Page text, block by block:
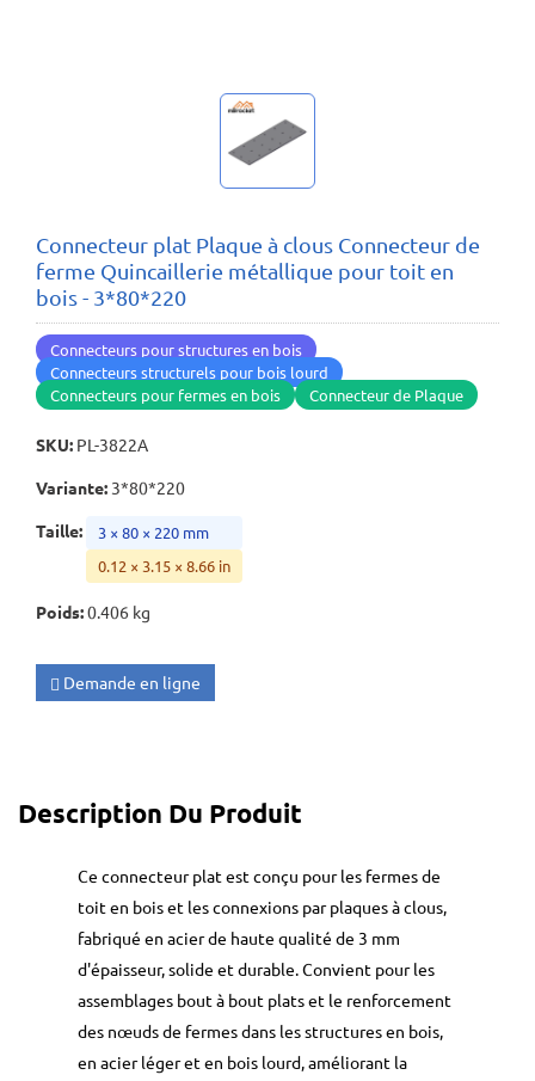
Connecteur plat Plaque à clous Connecteur de
ferme Quincaillerie métallique pour toit en
bois - 3*80*220
Connecteurs pour structures en bois
Connecteurs structurels pour bois lourd
Connecteurs pour fermes en bois
Connecteur de Plaque
SKU: PL-3822A
Variante: 3*80*220
Taille:
3 × 80 × 220 mm
0.12 × 3.15 × 8.66 in
Poids:0.406 kg
Demande en ligne
Description Du Produit
Ce connecteur plat est conçu pour les fermes de
toit en bois et les connexions par plaques à clous,
fabriqué en acier de haute qualité de 3 mm
d'épaisseur, solide et durable. Convient pour les
assemblages bout à bout plats et le renforcement
des nœuds de fermes dans les structures en bois,
en acier léger et en bois lourd, améliorant la